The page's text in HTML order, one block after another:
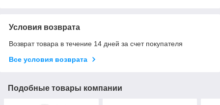
Условия возврата
Возврат товара в течение 14 дней за счет покупателя
Все условия возврата
Подобные товары компании